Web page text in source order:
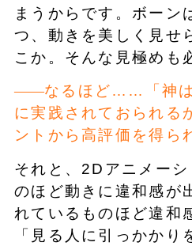
まうからです。ボーン
つ、動きを美しく見せ
こか。そんな見極めも
なるほど……「神
に実践されておられる
ントから高評価を得ら
それと、2Dアニメーシ
のほど動きに違和感が
れているものほど違和
「見る人に引っかかり